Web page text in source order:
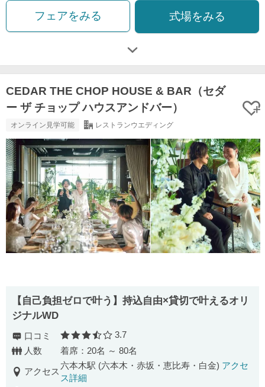
フェアをみる 式場をみる
CEDAR THE CHOP HOUSE & BAR（セダ
ー ザ チョップ ハウスアンドバー）
オンライン見学可能 レストランウエディング
【自己負担ゼロで叶う】持込自由×貸切で叶えるオリ
ジナルWD
口コミ 口コミ評価
3.7
人数
着席：20名 ～ 80名
アクセス
六本木駅 (六本木・赤坂・恵比寿・白金) アクセ
ス詳細